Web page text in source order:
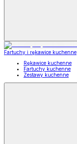
Fartuchy i rękawice kuchenne
Rękawice kuchenne
Fartuchy kuchenne
Zestawy kuchenne